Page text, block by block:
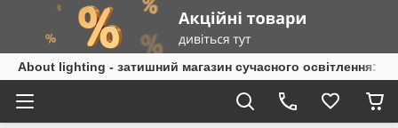
About lighting - затишний магазин сучасного освітлення: